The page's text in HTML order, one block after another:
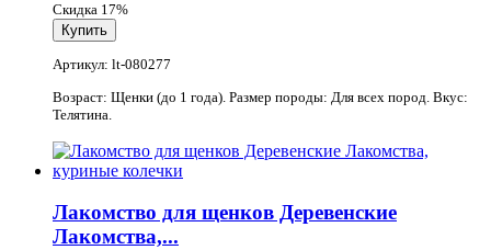
Скидка 17%
Артикул: lt-080277
Возраст: Щенки (до 1 года). Размер породы: Для всех пород. Вкус:
Телятина.
Лакомство для щенков Деревенские
Лакомства,...